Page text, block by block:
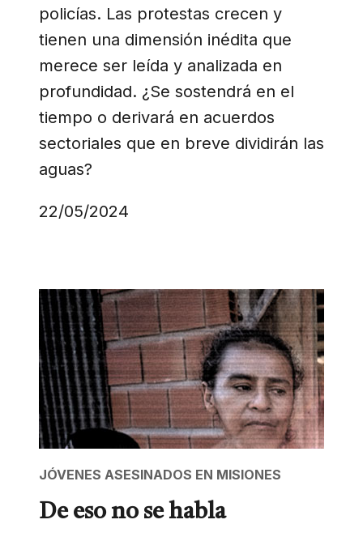
policías. Las protestas crecen y
tienen una dimensión inédita que
merece ser leída y analizada en
profundidad. ¿Se sostendrá en el
tiempo o derivará en acuerdos
sectoriales que en breve dividirán las
aguas?
22/05/2024
JÓVENES ASESINADOS EN MISIONES
De eso no se habla